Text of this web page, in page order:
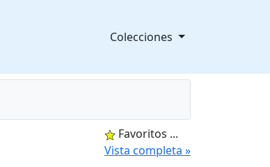
Colecciones
Favoritos ...
Vista completa »